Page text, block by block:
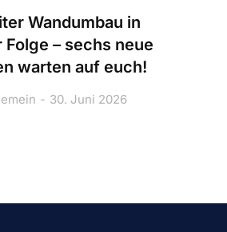
Wandumbau in
Folge – sechs neue
warten auf euch!
30. Juni 2026